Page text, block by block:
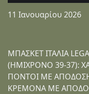
11 Ιανουαρίου 2026
ΜΠΑΣΚΕΤ ΙΤΑΛΙΑ
(ΗΜΙΧΡΟΝΟ 39-37):
ΠΟΝΤΟΙ ΜΕ
ΚΡΕΜΟΝΑ ΜΕ